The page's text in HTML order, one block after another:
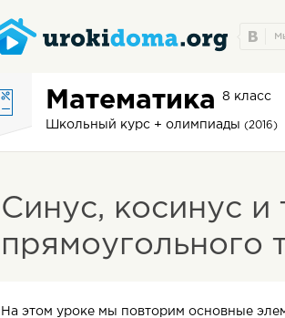
Математика 8 класс
Школьный курс + олимпиады (2016)
Синус, косинус и
прямоугольного
На этом уроке мы повторим основные